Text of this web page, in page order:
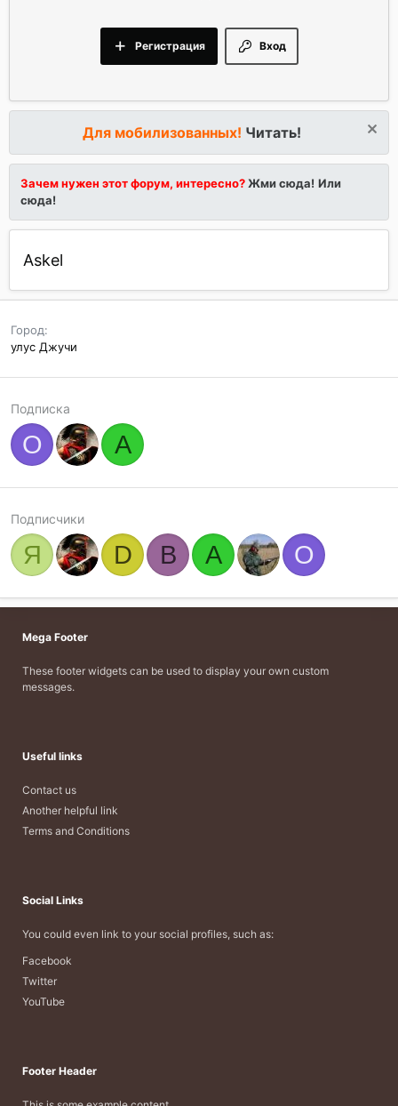
Вход
Регистрация
Для мобилизованных! Читать!
Зачем нужен этот форум, интересно?Жми сюда! Или
сюда!
Askel
Город
улус Джучи
Подписка
О A
Подписчики
Я D В A О
Mega Footer
These footer widgets can be used to display your own custom
messages.
Useful links
Contact us
Another helpful link
Terms and Conditions
Social Links
You could even link to your social profiles, such as:
Facebook
Twitter
YouTube
Footer Header